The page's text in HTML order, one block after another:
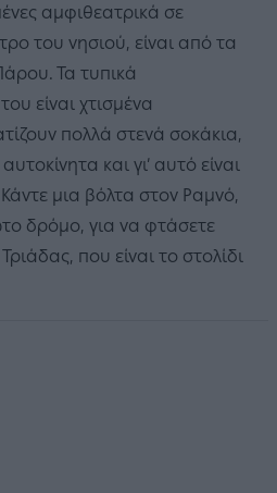
αμφιθεατρικά σε
του νησιού, είναι από τα
Τα τυπικά
είναι χτισμένα
πολλά στενά σοκάκια,
και γι’ αυτό είναι
μια βόλτα στον Ραμνό,
δρόμο, για να φτάσετε
που είναι το στολίδι